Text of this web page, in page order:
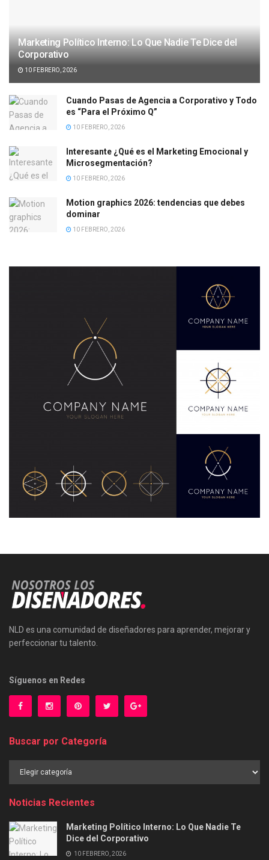
Marketing Político Interno: Lo Que Nadie Te Dice del
Corporativo
10 FEBRERO, 2026
Cuando Pasas de Agencia a Corporativo y Todo
es “Para el Próximo Q”
10 FEBRERO, 2026
Interesante ¿Qué es el Marketing Emocional y
Microsegmentación?
10 FEBRERO, 2026
Motion graphics 2026: tendencias que debes
dominar
10 FEBRERO, 2026
NLD es una comunidad de diseñadores para aprender, mejorar y
perfeccionar tu talento.
Síguenos en Redes
Buscar por Categoría
Noticias Recientes
Marketing Político Interno: Lo Que Nadie Te
Dice del Corporativo
10 FEBRERO, 2026